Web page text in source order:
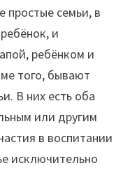
семьи, в
и
ребёнком и
того, бывают
В них есть оба
или другим
в воспитании
исключительно